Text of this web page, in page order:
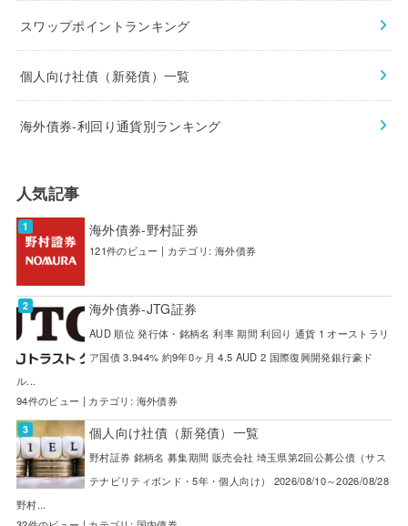
スワップポイントランキング
個人向け社債（新発債）一覧
海外債券-利回り通貨別ランキング
人気記事
海外債券-野村証券
121件のビュー | カテゴリ: 海外債券
海外債券-JTG証券
AUD 順位 発行体・銘柄名 利率 期間 利回り 通貨 1 オーストラリ
ア国債 3.944% 約9年0ヶ月 4.5 AUD 2 国際復興開発銀行豪ド
ル...
94件のビュー | カテゴリ: 海外債券
個人向け社債（新発債）一覧
野村証券 銘柄名 募集期間 販売会社 埼玉県第2回公募公債（サス
テナビリティボンド・5年・個人向け） 2026/08/10～2026/08/28
野村...